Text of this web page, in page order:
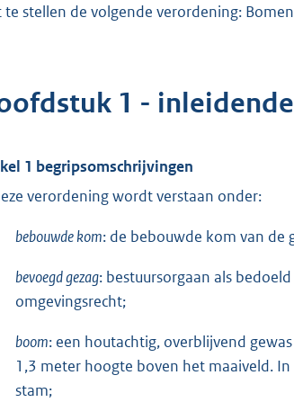
te stellen de volgende verordening:
1 -
1 begripsomschrijvingen
verordening wordt verstaan onder:
bebouwde kom: de bebouwde kom van de
bevoegd gezag: bestuursorgaan als
omgevingsrecht;
boom: een houtachtig, overblijvend
1,3 meter hoogte boven het maaiveld.
stam;